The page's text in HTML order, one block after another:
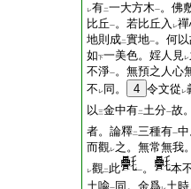
レ有二一大方木一。佛
比丘一。若比丘入 レ
地則成二實地一。何
如下一美色。婬人見レ
不淨一。無預之人心
不 レ 同。 4 令文從 レ
以三金中有二土分一故
者。論釋二三種有一
而觀レ之。無常無我
レ觀二 此 一。
本
土喩 同。金爲 土